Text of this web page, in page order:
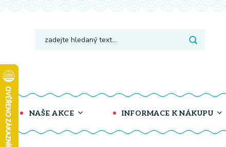
NAŠE AKCE INFORMACE K NÁKUPU